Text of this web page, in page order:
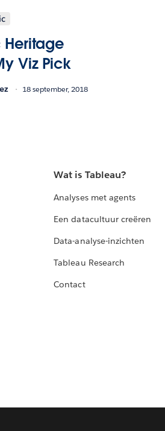
Heritage
Viz Pick
18 september, 2018
Wat is Tableau?
Analyses met agents
Een datacultuur creëren
Data-analyse-inzichten
Tableau Research
Contact